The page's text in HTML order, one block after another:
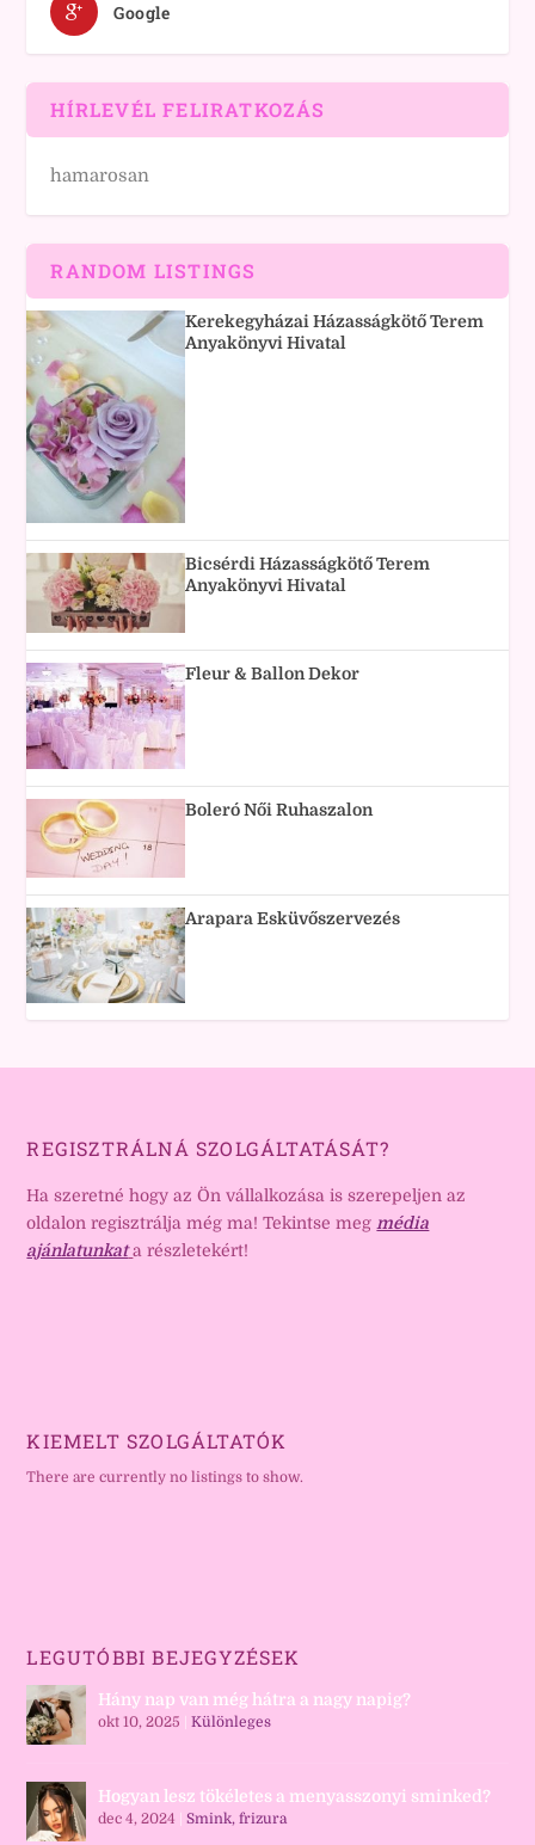
Google
HÍRLEVÉL FELIRATKOZÁS
hamarosan
RANDOM LISTINGS
Kerekegyházai Házasságkötő Terem
Anyakönyvi Hivatal
Bicsérdi Házasságkötő Terem
Anyakönyvi Hivatal
Fleur & Ballon Dekor
Boleró Női Ruhaszalon
Arapara Esküvőszervezés
REGISZTRÁLNÁ SZOLGÁLTATÁSÁT?
Ha szeretné hogy az Ön vállalkozása is szerepeljen az
oldalon regisztrálja még ma! Tekintse meg média
ajánlatunkat a részletekért!
KIEMELT SZOLGÁLTATÓK
There are currently no listings to show.
LEGUTÓBBI BEJEGYZÉSEK
Hány nap van még hátra a nagy napig?
okt 10, 2025 |Különleges
Hogyan lesz tökéletes a menyasszonyi sminked?
dec 4, 2024 |Smink, frizura